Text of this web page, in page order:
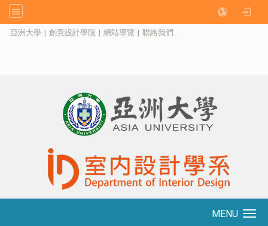
亞洲大學 | 創意設計學院 | 網站導覽 | 聯絡我們
MENU